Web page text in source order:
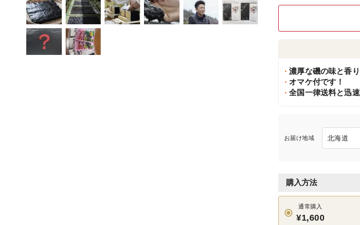
濃厚な磯の味と香り
オマケ付です！
全国一律送料と迅速
お届け地域
購入方法
通常購入
¥1,600